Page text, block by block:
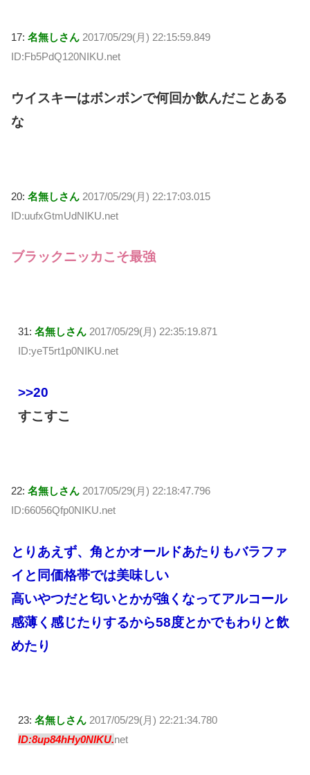
17: 名無しさん 2017/05/29(月) 22:15:59.849
ID:Fb5PdQ120NIKU.net
ウイスキーはボンボンで何回か飲んだことある
な
20: 名無しさん 2017/05/29(月) 22:17:03.015
ID:uufxGtmUdNIKU.net
ブラックニッカこそ最強
31: 名無しさん 2017/05/29(月) 22:35:19.871
ID:yeT5rt1p0NIKU.net
>>20
すこすこ
22: 名無しさん 2017/05/29(月) 22:18:47.796
ID:66056Qfp0NIKU.net
とりあえず、角とかオールドあたりもバラファ
イと同価格帯では美味しい
高いやつだと匂いとかが強くなってアルコール
感薄く感じたりするから58度とかでもわりと飲
めたり
23: 名無しさん 2017/05/29(月) 22:21:34.780
ID:8up84hHy0NIKU.net